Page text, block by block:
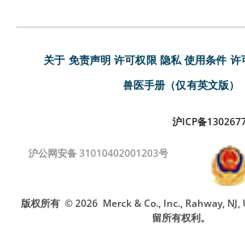
关于 免责声明 许可权限 隐私 使用条件 许
兽医手册（仅有英文版）
沪ICP备
沪公网安备 31010402001203号
版权所有 © 2026 Merck & Co., Inc., Rahway, NJ,
留所有权利。